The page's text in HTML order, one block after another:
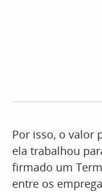
Por isso, o valor
ela trabalhou
firmado um
entre os